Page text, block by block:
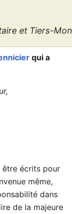
et Tiers-
qui a
être écrits pour
même,
dans
de la majeure